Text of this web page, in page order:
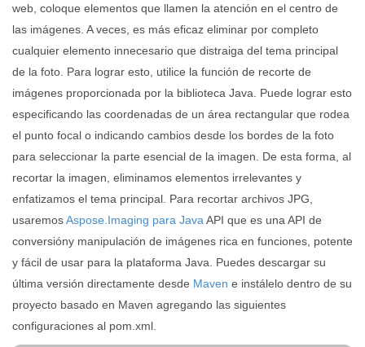
web, coloque elementos que llamen la atención en el centro de
las imágenes. A veces, es más eficaz eliminar por completo
cualquier elemento innecesario que distraiga del tema principal
de la foto. Para lograr esto, utilice la función de recorte de
imágenes proporcionada por la biblioteca Java. Puede lograr esto
especificando las coordenadas de un área rectangular que rodea
el punto focal o indicando cambios desde los bordes de la foto
para seleccionar la parte esencial de la imagen. De esta forma, al
recortar la imagen, eliminamos elementos irrelevantes y
enfatizamos el tema principal. Para recortar archivos JPG,
usaremosAspose.Imaging para Java API que es una API de
conversióny manipulación de imágenes rica en funciones, potente
y fácil de usar para la plataforma Java. Puedes descargar su
última versión directamente desde Maven e instálelo dentro de su
proyecto basado en Maven agregando las siguientes
configuraciones al pom.xml.